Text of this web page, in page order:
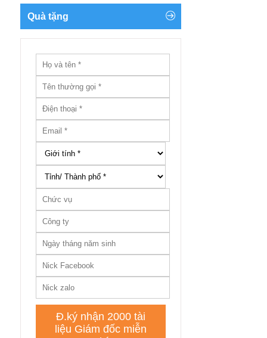
Quà tặng